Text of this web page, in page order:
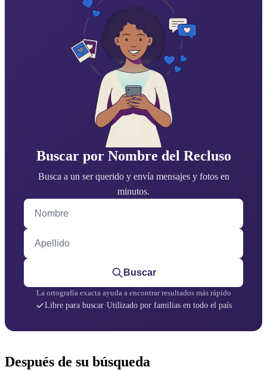
Buscar por Nombre del Recluso
Busca a un ser querido y envía mensajes y fotos en
minutos.
Nombre
Apellido
Buscar
La ortografía exacta ayuda a encontrar resultados más rápido
Libre para buscar·Utilizado por familias en todo el país
Después de su búsqueda